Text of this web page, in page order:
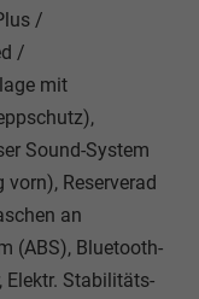
/
/
mit
Sound-System
Reserverad
an
(ABS), Bluetooth-
Elektr. Stabilitäts-